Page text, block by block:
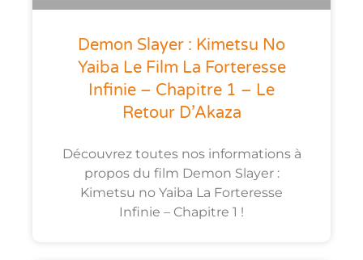
Demon Slayer : Kimetsu No
Yaiba Le Film La Forteresse
Infinie – Chapitre 1 – Le
Retour D’Akaza
Découvrez toutes nos informations à
propos du film Demon Slayer :
Kimetsu no Yaiba La Forteresse
Infinie – Chapitre 1 !